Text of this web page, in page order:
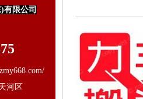
有限公司
河区